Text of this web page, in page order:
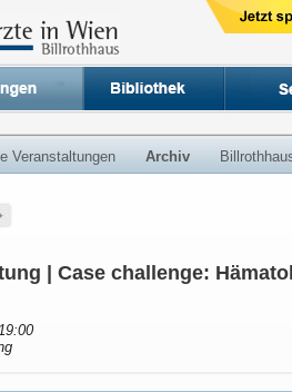
Veranstaltungen Archiv
| Case challenge: